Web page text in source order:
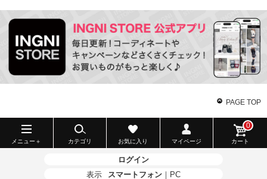
PAGE TOP
メニュー＋ カテゴリ お気に入り マイページ カート
0
ログイン
表示
スマートフォン ｜ PC